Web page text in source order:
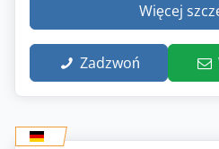
Więcej
Zadzwoń